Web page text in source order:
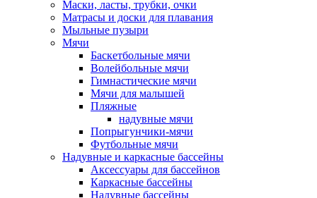
Маски, ласты, трубки, очки
Матрасы и доски для плавания
Мыльные пузыри
Мячи
Баскетбольные мячи
Волейбольные мячи
Гимнастические мячи
Мячи для малышей
Пляжные
надувные мячи
Попрыгунчики-мячи
Футбольные мячи
Надувные и каркасные бассейны
Аксессуары для бассейнов
Каркасные бассейны
Надувные бассейны